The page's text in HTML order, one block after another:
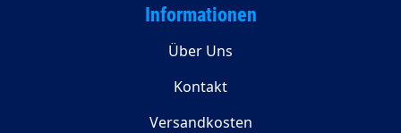
Informationen
Über Uns
Kontakt
Versandkosten